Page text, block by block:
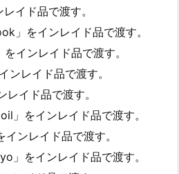
イド品で渡す。
」をインレイド品で渡す。
インレイド品で渡す。
ンレイド品で渡す。
レイド品で渡す。
」をインレイド品で渡す。
ンレイド品で渡す。
」をインレイド品で渡す。